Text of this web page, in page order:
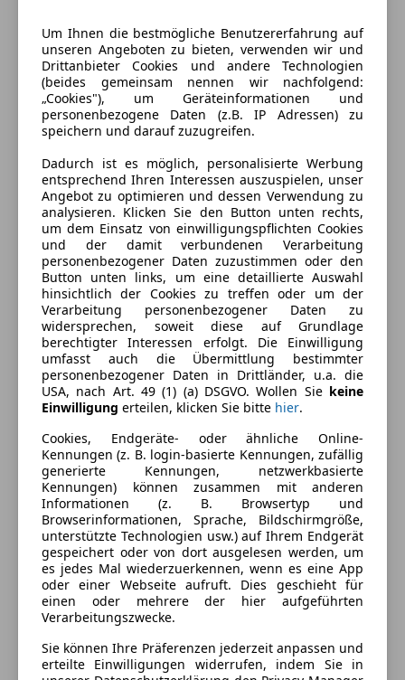
Energieverbrauch
Schadstoffklasse
Euro 1
Kraftstoff
Benzin
CO₂-Emissionen
123 g/km (komb.)
Ausstattung
Komfort
Armlehne
Elektrische Fensterheber
Elektrische Seitenspiegel
Klimaanlage
Lederausstattung
Lederlenkrad
Lordosenstütze
Unterhaltung/Media
Bordcomputer
Radio
Soundsystem
ABS
Mehr anzeigen
Farbe und Innenausstattung
Außenfarbe
Blau
Farbe laut Hersteller
Mitternachsblau
Lackierung
Metallic
Innenausstattung
Vollleder
Fahrzeugbeschreibung
Hier steht ein sehr gepflegter Porsche 928 S
Automatik zum Verkauf!
Um Ihnen die bestmögliche Benutzererfahrung auf
unseren Angeboten zu bieten, verwenden wir und
Drittanbieter Cookies und andere Technologien
(beides gemeinsam nennen wir nachfolgend:
„Cookies"), um Geräteinformationen und
personenbezogene Daten (z.B. IP Adressen) zu
speichern und darauf zuzugreifen.
Dadurch ist es möglich, personalisierte Werbung
entsprechend Ihren Interessen auszuspielen, unser
Angebot zu optimieren und dessen Verwendung zu
analysieren. Klicken Sie den Button unten rechts,
um dem Einsatz von einwilligungspflichten Cookies
und der damit verbundenen Verarbeitung
personenbezogener Daten zuzustimmen oder den
Button unten links, um eine detaillierte Auswahl
hinsichtlich der Cookies zu treffen oder um der
Verarbeitung personenbezogener Daten zu
widersprechen, soweit diese auf Grundlage
berechtigter Interessen erfolgt. Die Einwilligung
umfasst auch die Übermittlung bestimmter
personenbezogener Daten in Drittländer, u.a. die
USA, nach Art. 49 (1) (a) DSGVO. Wollen Sie keine
Einwilligung erteilen, klicken Sie bitte hier.
Cookies, Endgeräte- oder ähnliche Online-
Kennungen (z. B. login-basierte Kennungen, zufällig
generierte Kennungen, netzwerkbasierte
Kennungen) können zusammen mit anderen
Informationen (z. B. Browsertyp und
Browserinformationen, Sprache, Bildschirmgröße,
unterstützte Technologien usw.) auf Ihrem Endgerät
gespeichert oder von dort ausgelesen werden, um
es jedes Mal wiederzuerkennen, wenn es eine App
oder einer Webseite aufruft. Dies geschieht für
einen oder mehrere der hier aufgeführten
Verarbeitungszwecke.
Sie können Ihre Präferenzen jederzeit anpassen und
erteilte Einwilligungen widerrufen, indem Sie in